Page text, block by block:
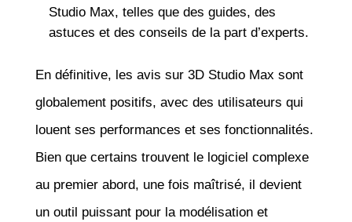
Studio Max, telles que des guides, des
astuces et des conseils de la part d’experts.
En définitive, les avis sur 3D Studio Max sont
globalement positifs, avec des utilisateurs qui
louent ses performances et ses fonctionnalités.
Bien que certains trouvent le logiciel complexe
au premier abord, une fois maîtrisé, il devient
un outil puissant pour la modélisation et